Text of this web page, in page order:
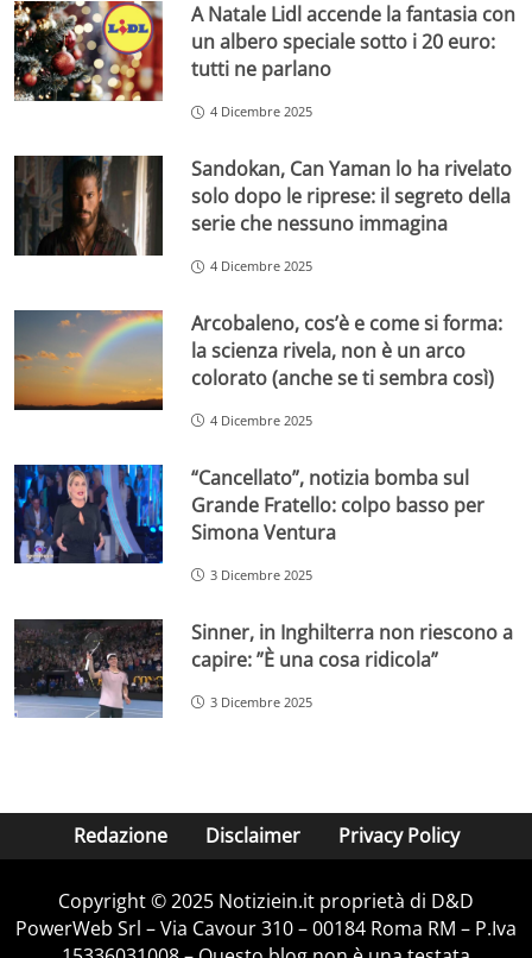
A Natale Lidl accende la fantasia con
un albero speciale sotto i 20 euro:
tutti ne parlano
4 Dicembre 2025
Sandokan, Can Yaman lo ha rivelato
solo dopo le riprese: il segreto della
serie che nessuno immagina
4 Dicembre 2025
Arcobaleno, cos’è e come si forma:
la scienza rivela, non è un arco
colorato (anche se ti sembra così)
4 Dicembre 2025
“Cancellato”, notizia bomba sul
Grande Fratello: colpo basso per
Simona Ventura
3 Dicembre 2025
Sinner, in Inghilterra non riescono a
capire: ”È una cosa ridicola”
3 Dicembre 2025
Redazione Disclaimer Privacy Policy
Copyright © 2025 Notiziein.it proprietà di D&D
PowerWeb Srl – Via Cavour 310 – 00184 Roma RM – P.Iva